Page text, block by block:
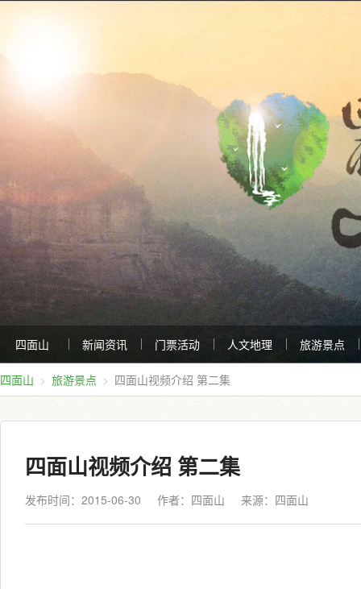
四面山 新闻资讯 门票活动 人文地理 旅游景点
四面山 旅游景点 四面山视频介绍 第二集
四面山视频介绍 第二集
发布时间：2015-06-30 作者：四面山 来源： 四面山